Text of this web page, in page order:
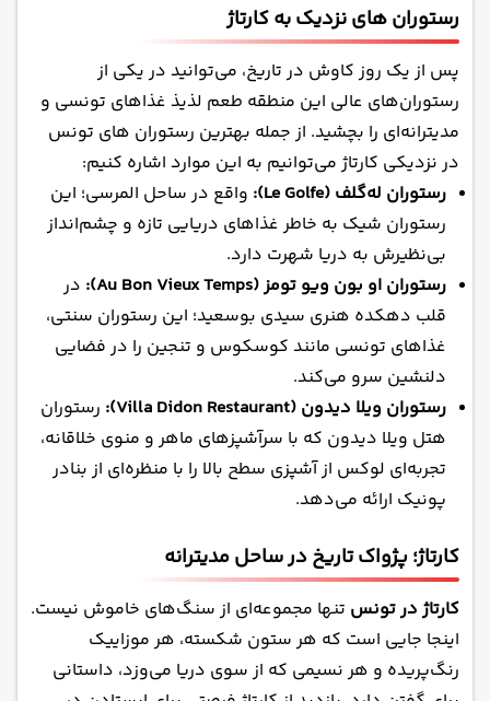
رستوران های نزدیک به کارتاژ
پس از یک روز کاوش در تاریخ، می‌توانید در یکی از
رستوران‌های عالی این منطقه طعم لذیذ غذاهای تونسی و
مدیترانه‌ای را بچشید. از جمله بهترین رستوران های تونس
در نزدیکی کارتاژ می‌توانیم به این موارد اشاره کنیم:
رستوران له‌گلف (Le Golfe):
واقع در ساحل المرسی؛ این
رستوران شیک به خاطر غذاهای دریایی تازه و چشم‌انداز
بی‌نظیرش به دریا شهرت دارد.
رستوران او بون ویو تومز (Au Bon Vieux Temps):
در
قلب دهکده هنری سیدی بوسعید؛ این رستوران سنتی،
غذاهای تونسی مانند کوسکوس و تنجین را در فضایی
دلنشین سرو می‌کند.
رستوران ویلا دیدون (Villa Didon Restaurant):
رستوران
هتل ویلا دیدون که با سرآشپزهای ماهر و منوی خلاقانه،
تجربه‌ای لوکس از آشپزی سطح بالا را با منظره‌ای از بنادر
پونیک ارائه می‌دهد.
کارتاژ؛ پژواک تاریخ در ساحل مدیترانه
کارتاژ در تونس تنها مجموعه‌ای از سنگ‌های خاموش نیست.
اینجا جایی است که هر ستون شکسته، هر موزاییک
رنگ‌پریده و هر نسیمی که از سوی دریا می‌وزد، داستانی